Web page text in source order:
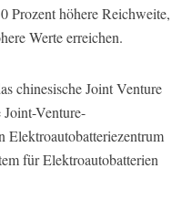
Prozent höhere Reichweite,
Werte erreichen.
chinesische Joint Venture
Venture-
Elektroautobatteriezentrum
für Elektroautobatterien